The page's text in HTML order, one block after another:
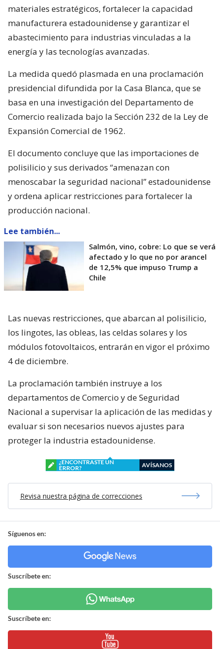
materiales estratégicos, fortalecer la capacidad
manufacturera estadounidense y garantizar el
abastecimiento para industrias vinculadas a la
energía y las tecnologías avanzadas.
La medida quedó plasmada en una proclamación
presidencial difundida por la Casa Blanca, que se
basa en una investigación del Departamento de
Comercio realizada bajo la Sección 232 de la Ley de
Expansión Comercial de 1962.
El documento concluye que las importaciones de
polisilicio y sus derivados “amenazan con
menoscabar la seguridad nacional” estadounidense
y ordena aplicar restricciones para fortalecer la
producción nacional.
Lee también...
Salmón, vino, cobre: Lo que se verá
afectado y lo que no por arancel
de 12,5% que impuso Trump a
Chile
Las nuevas restricciones, que abarcan al polisilicio,
los lingotes, las obleas, las celdas solares y los
módulos fotovoltaicos, entrarán en vigor el próximo
4 de diciembre.
La proclamación también instruye a los
departamentos de Comercio y de Seguridad
Nacional a supervisar la aplicación de las medidas y
evaluar si son necesarios nuevos ajustes para
proteger la industria estadounidense.
¿ENCONTRASTE UN
ERROR?
AVÍSANOS
Revisa nuestra página de correcciones
Síguenos en:
Suscríbete en:
Suscríbete en: